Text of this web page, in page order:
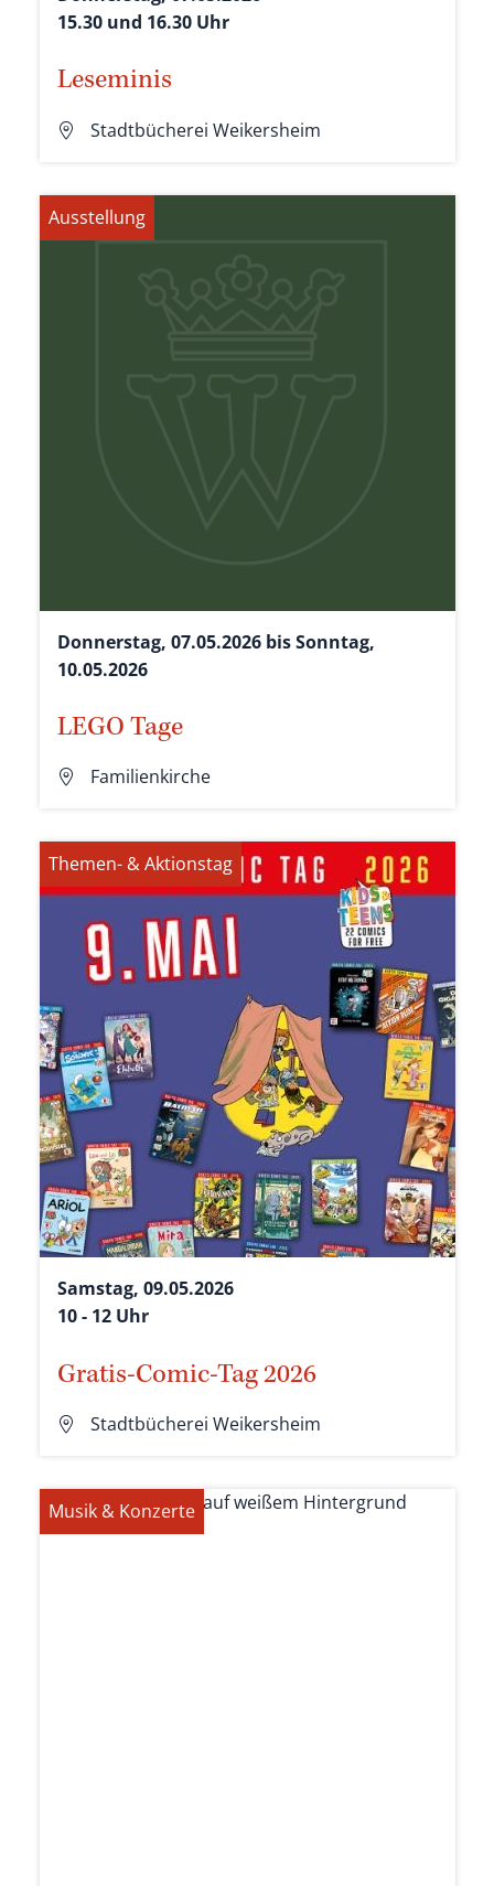
15.30 und 16.30 Uhr
Leseminis
Stadtbücherei Weikersheim
Ausstellung
Donnerstag, 07.05.2026 bis Sonntag,
10.05.2026
LEGO Tage
Familienkirche
Themen- & Aktionstag
Samstag, 09.05.2026
10 - 12 Uhr
Gratis-Comic-Tag 2026
Stadtbücherei Weikersheim
Musik & Konzerte